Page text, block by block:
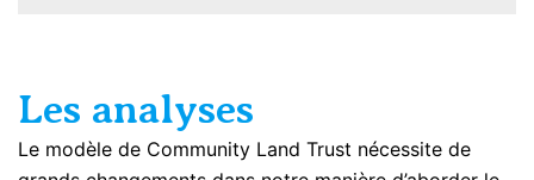
Les analyses
Le modèle de Community Land Trust nécessite de